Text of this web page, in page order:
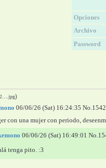
Opciones
Archivo
Password
)
06/06/26 (Sat) 16:24:35 No.
con una mujer con periodo,
06/06/26 (Sat) 16:49:01 No.
tenga pito. :3